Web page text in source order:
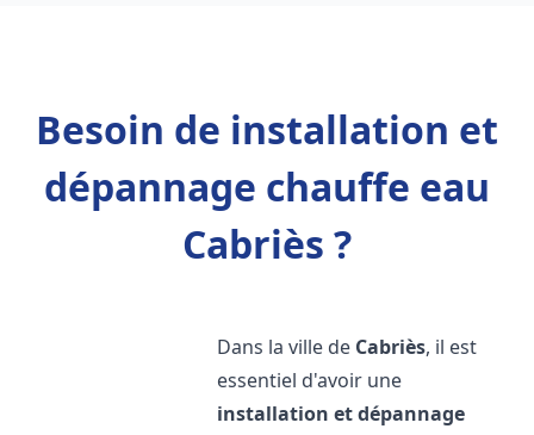
Besoin de installation et
dépannage chauffe eau
Cabriès ?
Dans la ville de Cabriès, il est
essentiel d'avoir une
installation et dépannage